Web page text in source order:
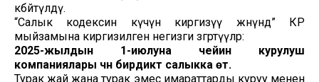
көбөйтүлдү.
“Салык кодексин күчүнө киргизүү жөнүндө” КР
мыйзамына киргизилген негизги өзгөртүүлөр:
2025-жылдын 1-июлуна чейин курулуш
компаниялары үчүн бирдиктүү салыкка өтүү.
Турак жай жана турак эмес имараттарды куруу менен